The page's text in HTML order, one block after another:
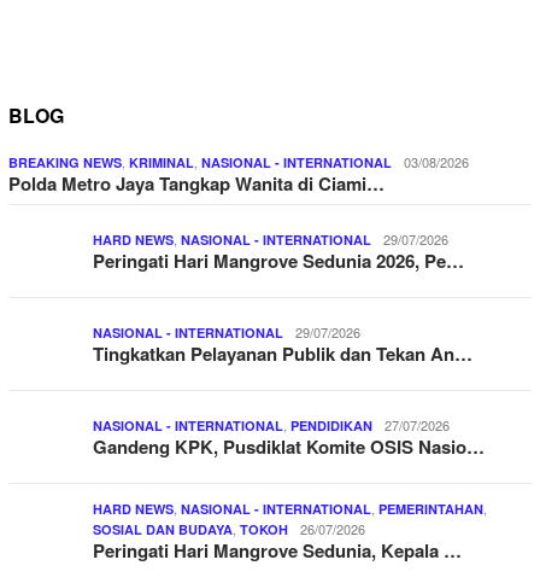
BLOG
BREAKING NEWS KRIMINAL NASIONAL - INTERNATIONAL 03/08/2026
Polda Metro Jaya Tangkap Wanita di Ciami…
HARD NEWS NASIONAL - INTERNATIONAL 29/07/2026
Peringati Hari Mangrove Sedunia 2026, Pe…
NASIONAL - INTERNATIONAL 29/07/2026
Tingkatkan Pelayanan Publik dan Tekan An…
NASIONAL - INTERNATIONAL PENDIDIKAN 27/07/2026
Gandeng KPK, Pusdiklat Komite OSIS Nasio…
HARD NEWS NASIONAL - INTERNATIONAL PEMERINTAHAN
SOSIAL DAN BUDAYA TOKOH 26/07/2026
Peringati Hari Mangrove Sedunia, Kepala …